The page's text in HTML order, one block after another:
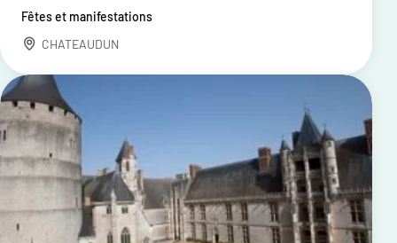
Fêtes et manifestations
CHATEAUDUN